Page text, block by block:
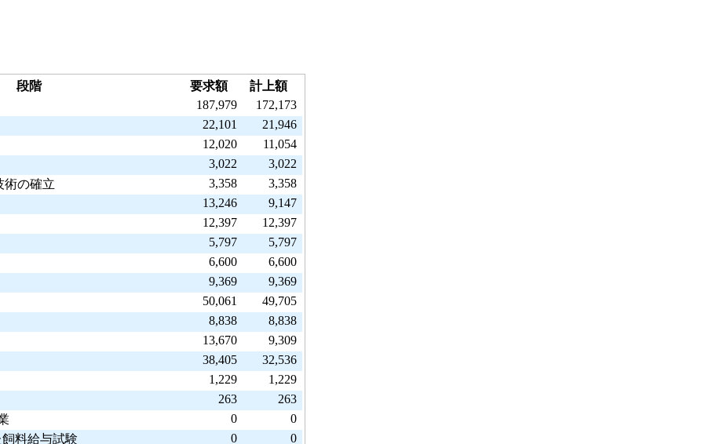
段階 要求額
計上額
187,979
172,173
22,101
21,946
12,020
11,054
3,022
3,022
術の確立
3,358
3,358
13,246
9,147
12,397
12,397
5,797
5,797
6,600
6,600
9,369
9,369
50,061
49,705
8,838
8,838
13,670
9,309
38,405
32,536
1,229
1,229
263
263
0
0
料給与試験
0 0